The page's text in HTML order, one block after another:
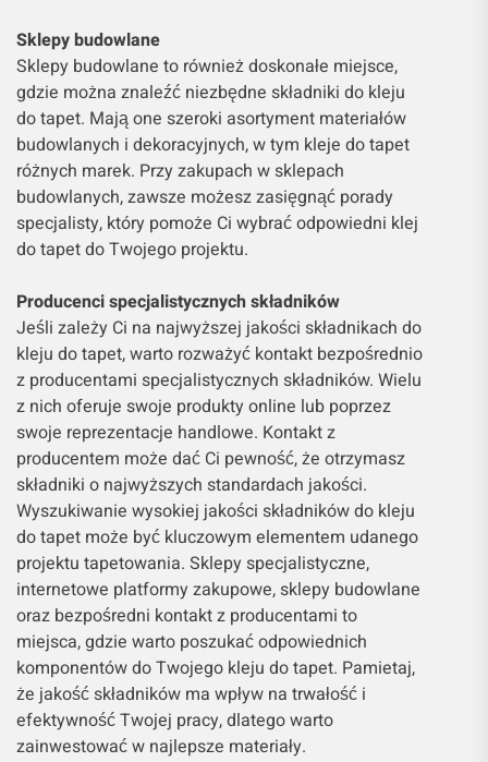
Sklepy budowlane
Sklepy budowlane to również doskonałe miejsce,
gdzie można znaleźć niezbędne składniki do kleju
do tapet. Mają one szeroki asortyment materiałów
budowlanych i dekoracyjnych, w tym kleje do tapet
różnych marek. Przy zakupach w sklepach
budowlanych, zawsze możesz zasięgnąć porady
specjalisty, który pomoże Ci wybrać odpowiedni klej
do tapet do Twojego projektu.
Producenci specjalistycznych składników
Jeśli zależy Ci na najwyższej jakości składnikach do
kleju do tapet, warto rozważyć kontakt bezpośrednio
z producentami specjalistycznych składników. Wielu
z nich oferuje swoje produkty online lub poprzez
swoje reprezentacje handlowe. Kontakt z
producentem może dać Ci pewność, że otrzymasz
składniki o najwyższych standardach jakości.
Wyszukiwanie wysokiej jakości składników do kleju
do tapet może być kluczowym elementem udanego
projektu tapetowania. Sklepy specjalistyczne,
internetowe platformy zakupowe, sklepy budowlane
oraz bezpośredni kontakt z producentami to
miejsca, gdzie warto poszukać odpowiednich
komponentów do Twojego kleju do tapet. Pamietaj,
że jakość składników ma wpływ na trwałość i
efektywność Twojej pracy, dlatego warto
zainwestować w najlepsze materiały.